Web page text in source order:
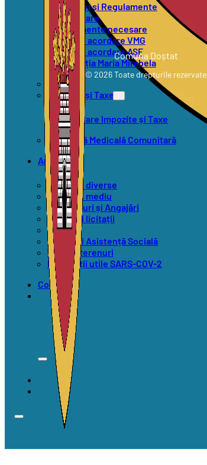
Hotărâri și Regulamente
Formulare
Documente necesare
Criterii acordare VMG
Criterii acordare ASF
Asociația Maria Mirabela
SVSU
Impozite și Taxe
Formulare Impozite și Taxe
Asistență Medicală Comunitară
Anunțuri
Anunțuri diverse
Anunțuri mediu
Concursuri și Angajări
Anunțuri licitații
Alegeri
Anunțuri Asistență Socială
Vânzări terenuri
Informații utile SARS-COV-2
Contact
Comuna Doștat
© 2026 Toate drepturile rezervate